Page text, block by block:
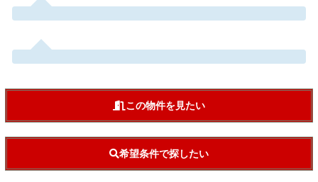
この物件を見たい
希望条件で探したい